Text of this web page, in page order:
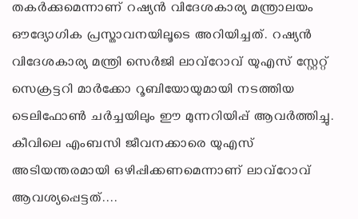
തകർക്കുമെന്നാണ് റഷ്യൻ വിദേശകാര്യ മന്ത്രാലയം
ഔദ്യോഗിക പ്രസ്താവനയിലൂടെ അറിയിച്ചത്. റഷ്യൻ
വിദേശകാര്യ മന്ത്രി സെർജി ലാവ്‌റോവ് യുഎസ് സ്റ്റേറ്റ്
സെക്രട്ടറി മാർക്കോ റൂബിയോയുമായി നടത്തിയ
ടെലിഫോൺ ചർച്ചയിലും ഈ മുന്നറിയിപ്പ് ആവർത്തിച്ചു.
കീവിലെ എംബസി ജീവനക്കാരെ യുഎസ്
അടിയന്തരമായി ഒഴിപ്പിക്കണമെന്നാണ് ലാവ്‌റോവ്
ആവശ്യപ്പെട്ടത്....